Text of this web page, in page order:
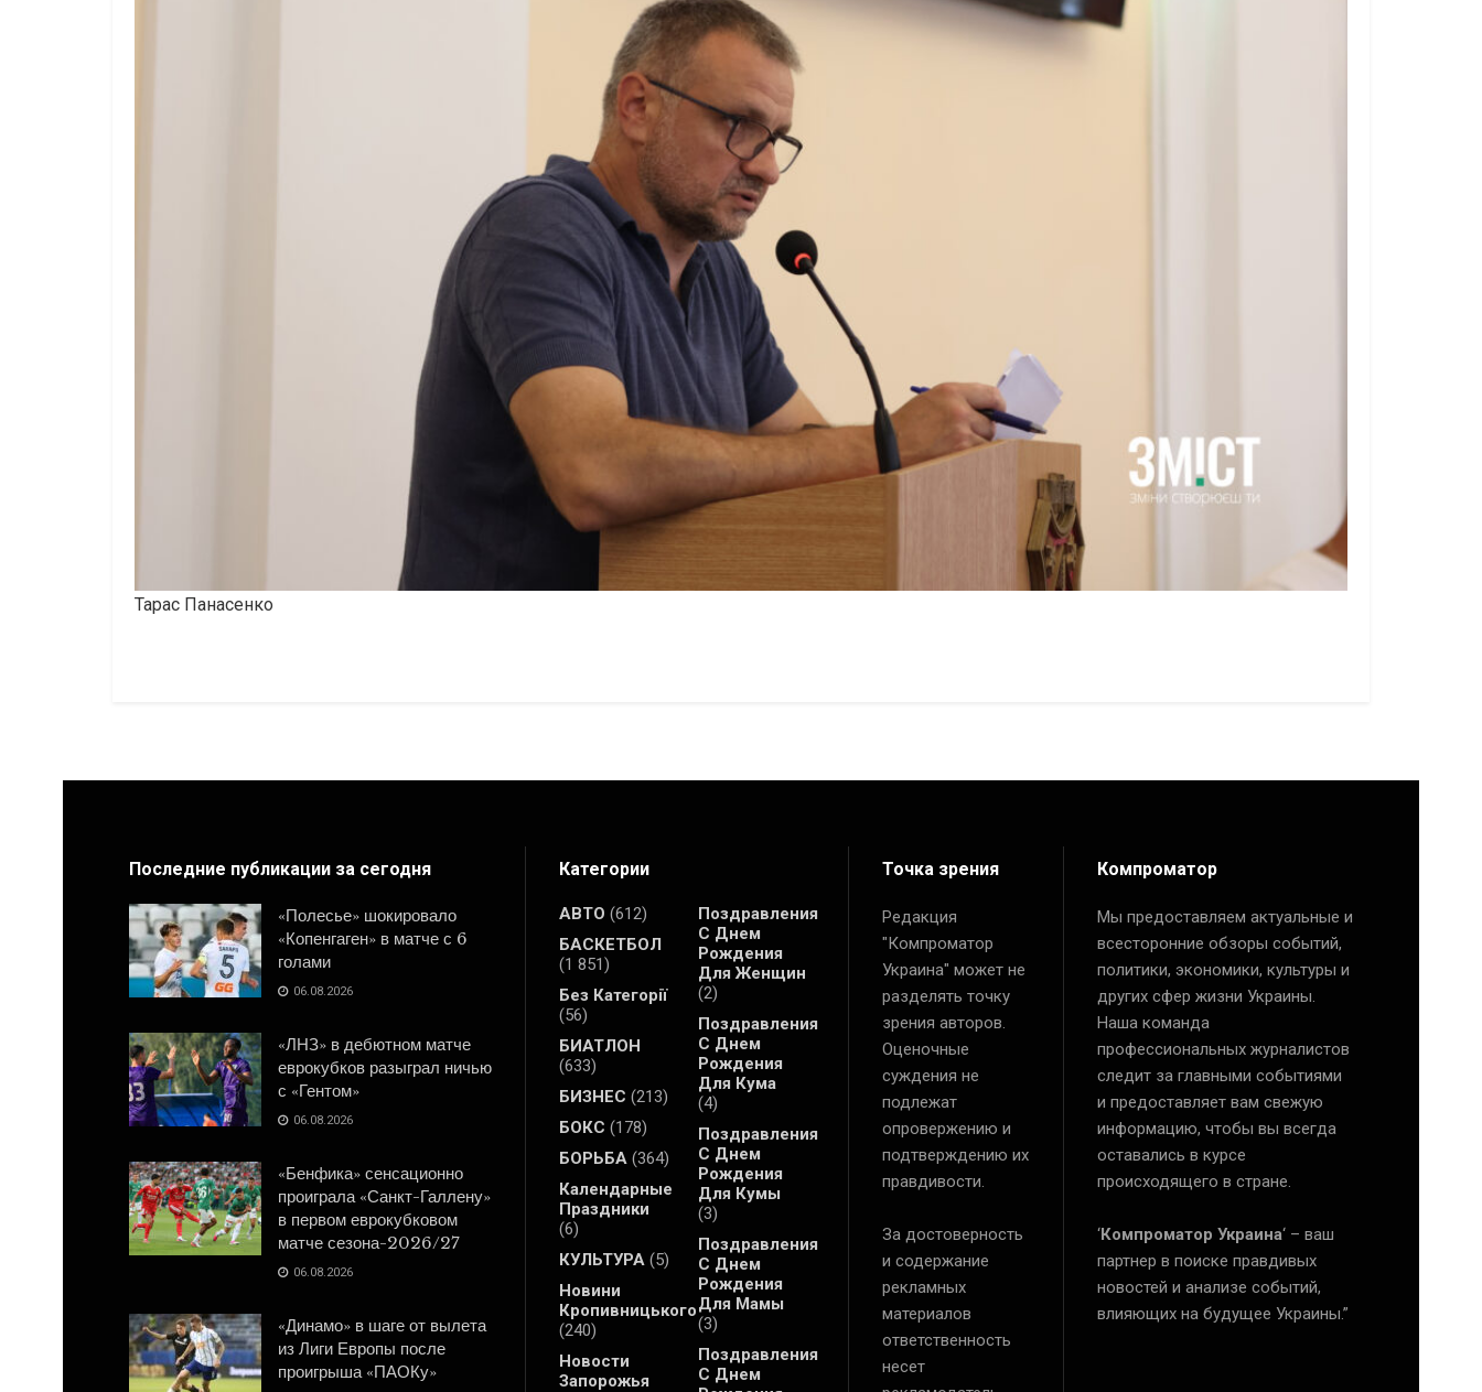
Тарас Панасенко
Последние публикации за сегодня
«Полесье» шокировало
«Копенгаген» в матче с 6
голами
06.08.2026
«ЛНЗ» в дебютном матче
еврокубков разыграл ничью
с «Гентом»
06.08.2026
«Бенфика» сенсационно
проиграла «Санкт-Галлену»
в первом еврокубковом
матче сезона-2026/27
06.08.2026
«Динамо» в шаге от вылета
из Лиги Европы после
проигрыша «ПАОКу»
Категории
АВТО (612)
БАСКЕТБОЛ
(1 851)
Без Категорії
(56)
БИАТЛОН
(633)
БИЗНЕС (213)
БОКС (178)
БОРЬБА (364)
Календарные
Праздники
(6)
КУЛЬТУРА (5)
Новини
Кропивницького
(240)
Новости
Запорожья
Поздравления
С Днем
Рождения
Для Женщин
(2)
Поздравления
С Днем
Рождения
Для Кума
(4)
Поздравления
С Днем
Рождения
Для Кумы
(3)
Поздравления
С Днем
Рождения
Для Мамы
(3)
Поздравления
С Днем
Точка зрения
Редакция
"Компроматор
Украина" может не
разделять точку
зрения авторов.
Оценочные
суждения не
подлежат
опровержению и
подтверждению их
правдивости.
За достоверность
и содержание
рекламных
материалов
ответственность
несет
Компроматор
Мы предоставляем актуальные и
всесторонние обзоры событий,
политики, экономики, культуры и
других сфер жизни Украины.
Наша команда
профессиональных журналистов
следит за главными событиями
и предоставляет вам свежую
информацию, чтобы вы всегда
оставались в курсе
происходящего в стране.
‘Компроматор Украина‘ – ваш
партнер в поиске правдивых
новостей и анализе событий,
влияющих на будущее Украины.”